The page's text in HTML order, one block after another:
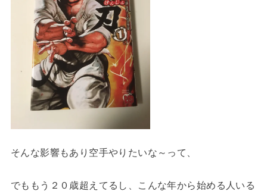
そんな影響もあり空手やりたいな～って、
でももう２０歳超えてるし、こんな年から始める人いる